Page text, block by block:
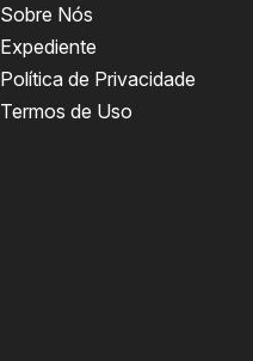
Sobre Nós
Expediente
Política de Privacidade
Termos de Uso